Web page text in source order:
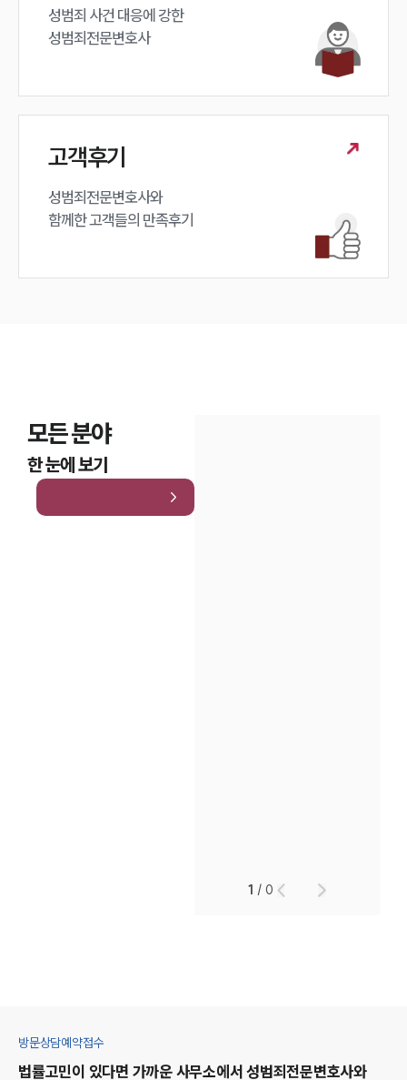
성범죄 사건 대응에 강한
성범죄전문변호사
고객후기
성범죄전문변호사와
함께한 고객들의 만족후기
모든 분야
한 눈에 보기
1 /0
방문상담예약접수
법률고민이 있다면 가까운 사무소에서 성범죄전문변호사와